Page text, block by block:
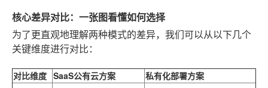
核心差异对比：一张图看懂如何选择
为了更直观地理解两种模式的差异，我们可以从以下几个
关键维度进行对比：
对比维度 SaaS公有云方案
私有化部署方案